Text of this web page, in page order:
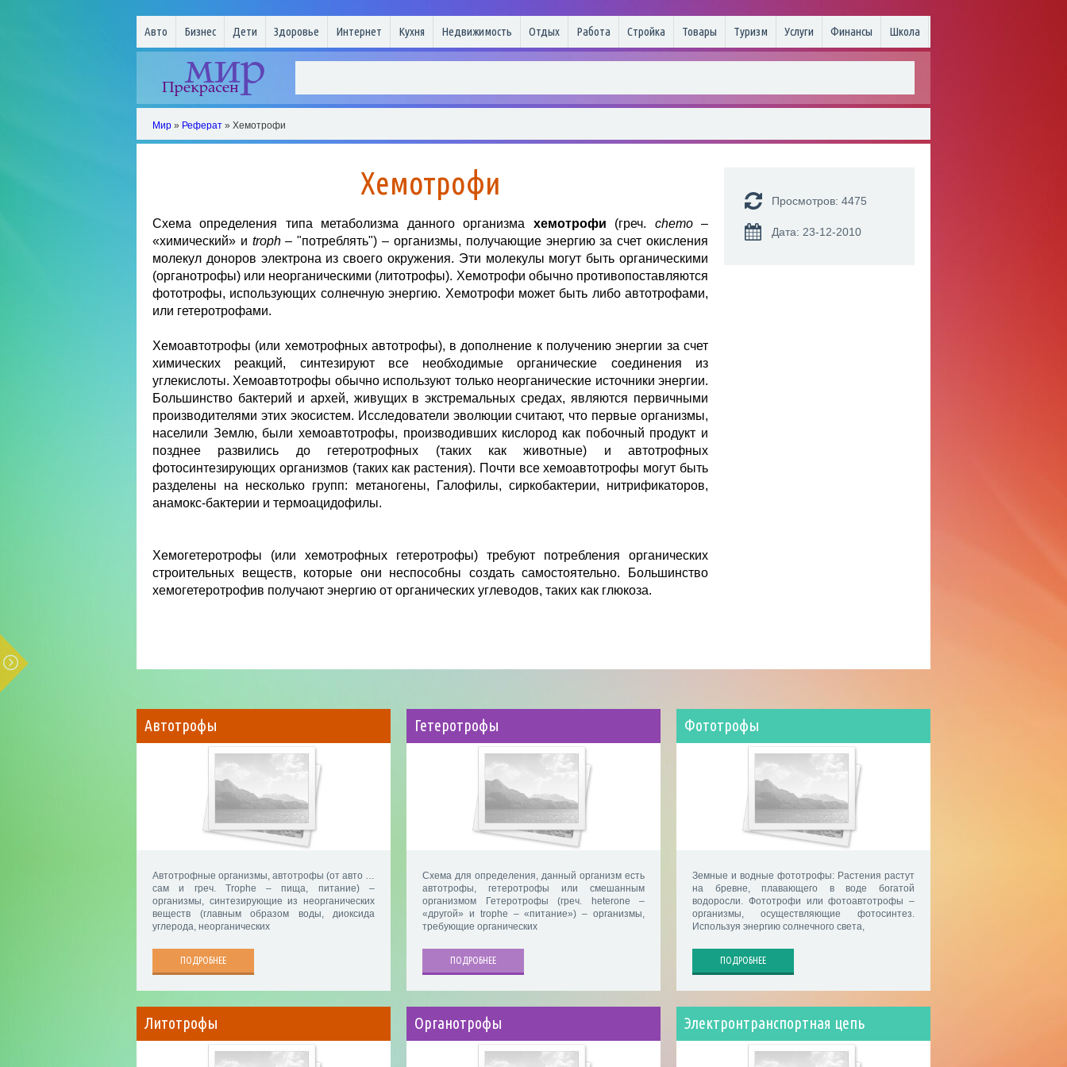
Авто Бизнес Дети Здоровье Интернет Кухня Недвижимость Отдых Работа Стройка Товары Туризм Услуги Финансы Школа
Мир » Реферат » Хемотрофи
Хемотрофи
Схема определения типа метаболизма данного организма хемотрофи (греч. chemo–
«химический» и troph– "потреблять") – организмы, получающие энергию за счет окисления
молекул доноров электрона из своего окружения. Эти молекулы могут быть органическими
(органотрофы) или неорганическими (литотрофы). Хемотрофи обычно противопоставляются
фототрофы, использующих солнечную энергию. Хемотрофи может быть либо автотрофами,
или гетеротрофами.
Хемоавтотрофы (или хемотрофных автотрофы), в дополнение к получению энергии за счет
химических реакций, синтезируют все необходимые органические соединения из
углекислоты. Хемоавтотрофы обычно используют только неорганические источники энергии.
Большинство бактерий и архей, живущих в экстремальных средах, являются первичными
производителями этих экосистем. Исследователи эволюции считают, что первые организмы,
населили Землю, были хемоавтотрофы, производивших кислород как побочный продукт и
позднее развились до гетеротрофных (таких как животные) и автотрофных
фотосинтезирующих организмов (таких как растения). Почти все хемоавтотрофы могут быть
разделены на несколько групп: метаногены, Галофилы, сиркобактерии, нитрификаторов,
анамокс-бактерии и термоацидофилы.
Хемогетеротрофы (или хемотрофных гетеротрофы) требуют потребления органических
строительных веществ, которые они неспособны создать самостоятельно. Большинство
хемогетеротрофив получают энергию от органических углеводов, таких как глюкоза.
Просмотров: 4475
Дата: 23-12-2010
Автотрофы
Автотрофные организмы, автотрофы (от авто …
сам и греч. Trophe – пища, питание) –
организмы, синтезирующие из неорганических
веществ (главным образом воды, диоксида
углерода, неорганических
ПОДРОБНЕЕ
Гетеротрофы
Схема для определения, данный организм есть
автотрофы, гетеротрофы или смешанным
организмом Гетеротрофы (греч. heterone –
«другой» и trophe – «питание») – организмы,
требующие органических
ПОДРОБНЕЕ
Фототрофы
Земные и водные фототрофы: Растения растут
на бревне, плавающего в воде богатой
водоросли. Фототрофи или фотоавтотрофы –
организмы, осуществляющие фотосинтез.
Используя энергию солнечного света,
ПОДРОБНЕЕ
Литотрофы Органотрофы Электронтранспортная цепь